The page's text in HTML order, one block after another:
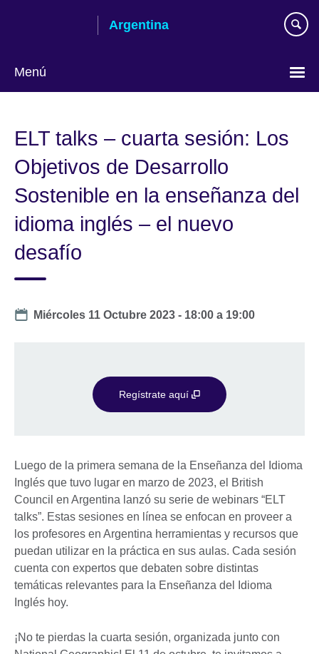
Argentina
Menú
language
ELT talks – cuarta sesión: Los
Objetivos de Desarrollo
Sostenible en la enseñanza del
idioma inglés – el nuevo
desafío
Date
Miércoles 11 Octubre 2023 - 18:00 a 19:00
Regístrate aquí
Luego de la primera semana de la Enseñanza del Idioma
Inglés que tuvo lugar en marzo de 2023, el British
Council en Argentina lanzó su serie de webinars “ELT
talks”. Estas sesiones en línea se enfocan en proveer a
los profesores en Argentina herramientas y recursos que
puedan utilizar en la práctica en sus aulas. Cada sesión
cuenta con expertos que debaten sobre distintas
temáticas relevantes para la Enseñanza del Idioma
Inglés hoy.
¡No te pierdas la cuarta sesión, organizada junto con